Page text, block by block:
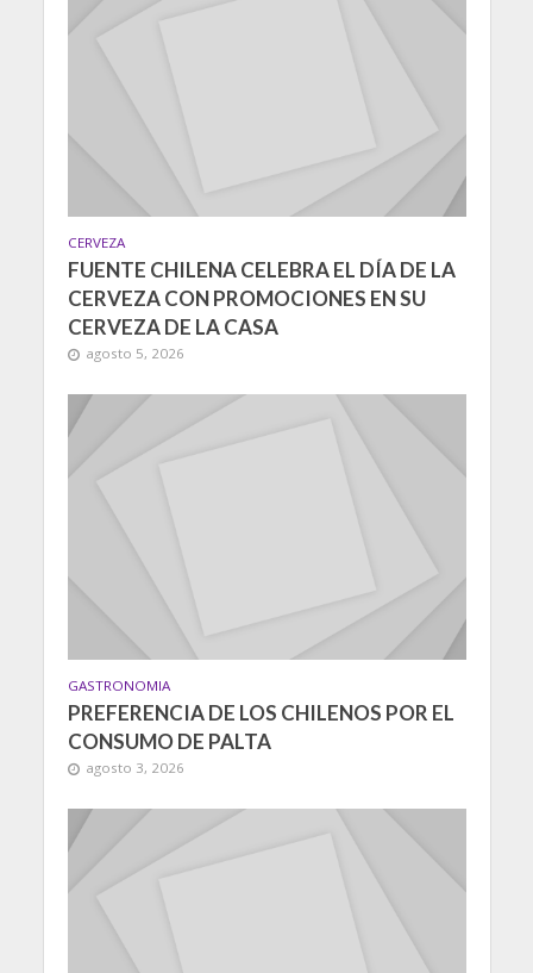
CERVEZA
FUENTE CHILENA CELEBRA EL DÍA DE LA
CERVEZA CON PROMOCIONES EN SU
CERVEZA DE LA CASA
agosto 5, 2026
GASTRONOMIA
PREFERENCIA DE LOS CHILENOS POR EL
CONSUMO DE PALTA
agosto 3, 2026